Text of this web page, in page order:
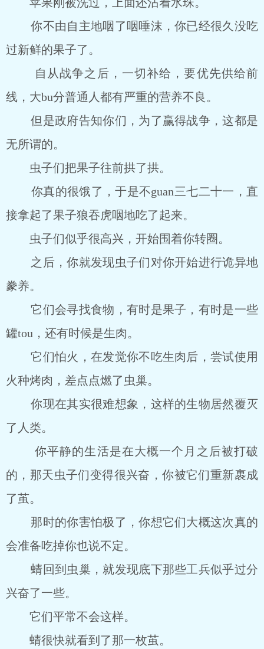
你不由自主地咽了咽唾沫，你已经很久没吃
过新鲜的果子了。
自从战争之后，一切补给，要优先供给前
线，大bu分普通人都有严重的营养不良。
但是政府告知你们，为了赢得战争，这都是
无所谓的。
虫子们把果子往前拱了拱。
你真的很饿了，于是不guan三七二十一，直
接拿起了果子狼吞虎咽地吃了起来。
虫子们似乎很高兴，开始围着你转圈。
之后，你就发现虫子们对你开始进行诡异地
豢养。
它们会寻找食物，有时是果子，有时是一些
罐tou，还有时候是生肉。
它们怕火，在发觉你不吃生肉后，尝试使用
火种烤肉，差点点燃了虫巢。
你现在其实很难想象，这样的生物居然覆灭
了人类。
你平静的生活是在大概一个月之后被打破
的，那天虫子们变得很兴奋，你被它们重新裹成
了茧。
那时的你害怕极了，你想它们大概这次真的
会准备吃掉你也说不定。
蜻回到虫巢，就发现底下那些工兵似乎过分
兴奋了一些。
它们平常不会这样。
蜻很快就看到了那一枚茧。